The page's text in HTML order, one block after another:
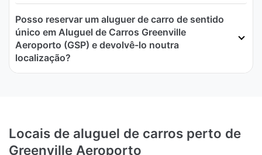
Posso reservar um aluguer de carro de sentido
único em Aluguel de Carros Greenville
Aeroporto (GSP) e devolvê-lo noutra
localização?
Locais de aluguel de carros perto de
Greenville Aeroporto